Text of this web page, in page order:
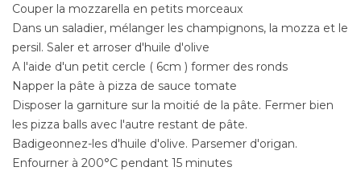
Couper la mozzarella en petits morceaux
Dans un saladier, mélanger les champignons, la mozza et le
persil. Saler et arroser d'huile d'olive
A l'aide d'un petit cercle ( 6cm ) former des ronds
Napper la pâte à pizza de sauce tomate
Disposer la garniture sur la moitié de la pâte. Fermer bien
les pizza balls avec l'autre restant de pâte.
Badigeonnez-les d'huile d'olive. Parsemer d'origan.
Enfourner à 200°C pendant 15 minutes